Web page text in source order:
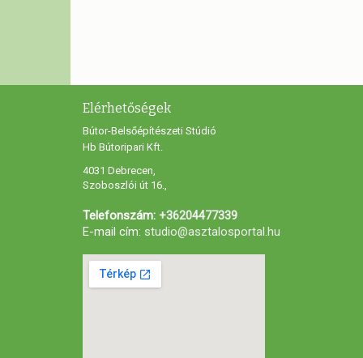
Elérhetőségek
Bútor-Belsőépítészeti Stúdió
Hb Bútoripari Kft.
4031 Debrecen,
Szoboszlói út 16.,
Telefonszám: +36204477339
E-mail cím: studio@asztalosportal.hu